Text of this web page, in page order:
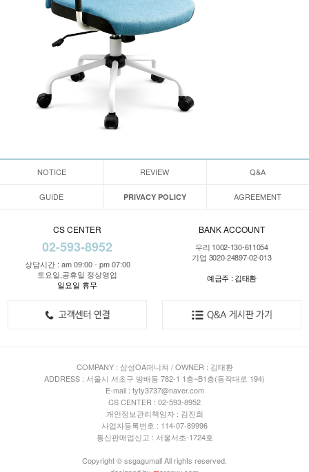
NOTICE REVIEW Q&A
GUIDE PRIVACY POLICY AGREEMENT
CS CENTER
02-593-8952
상담시간 : am 09:00 - pm 07:00
토요일,공휴일 정상영업
일요일 휴무
BANK ACCOUNT
우리 1002-130-611054
기업 3020-24897-02-013
예금주 : 김태환
COMPANY : 삼성OA퍼니쳐 / OWNER : 김태환
ADDRESS : 서울시 서초구 방배동 782-1 1층~B1층(동작대로 194)
E-mail : tyty3737@naver.com
CS CENTER : 02-593-8952
개인정보관리책임자 : 김진희
사업자등록번호 : 114-07-89996
통신판매업신고 : 서울서초-1724호
Copyright © ssgagumall All rights reserved.